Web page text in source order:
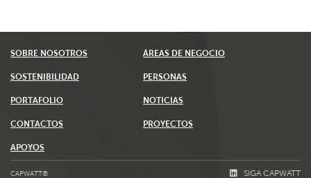
SOBRE NOSOTROS ÁREAS DE NEGOCIO
SOSTENIBILIDAD PERSONAS
PORTAFOLIO NOTICIAS
CONTACTOS PROYECTOS
APOYOS
CAPWATT® SIGA CAPWATT